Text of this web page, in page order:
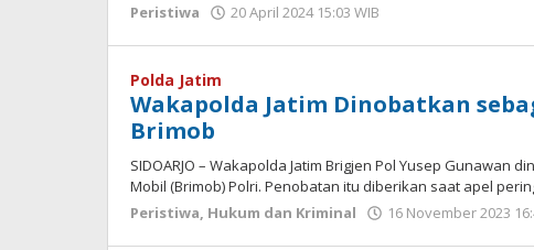
Peristiwa
20 April 2024 15:03 WIB
Polda Jatim
Wakapolda Jatim Dinobatkan
Brimob
SIDOARJO – Wakapolda Jatim Brigjen Pol Yusep Gunawan
Mobil (Brimob) Polri. Penobatan itu diberikan saat apel
Peristiwa, Hukum dan Kriminal 16 November 2023